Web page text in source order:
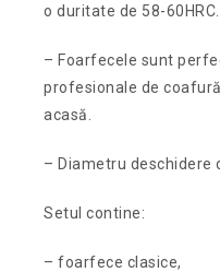
o duritate de 58-60HRC.
– Foarfecele sunt
profesionale de
acasă.
– Diametru deschidere
Setul contine:
– foarfece clasice,